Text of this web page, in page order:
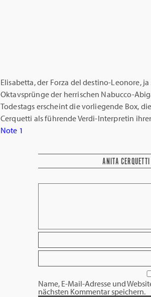
Elisabetta, der Forza del destino-Leonore,
Oktavsprünge der herrischen Nabucco-
Todestags erscheint die vorliegende Box,
Cerquetti als führende Verdi-Interpretin
Note 1
ANITA CERQUETTI
Name, E-Mail-Adresse und
nächsten Kommentar speichern.